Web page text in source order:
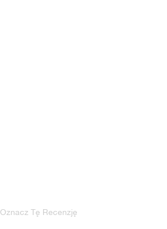
Oznacz Tę Recenzję